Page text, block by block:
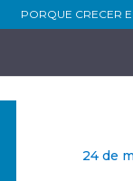
PORQUE CRECER
24 de